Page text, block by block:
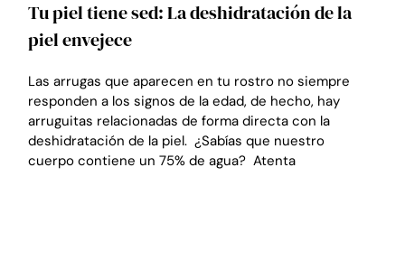
Tu piel tiene sed: La deshidratación de la
piel envejece
Las arrugas que aparecen en tu rostro no siempre
responden a los signos de la edad, de hecho, hay
arruguitas relacionadas de forma directa con la
deshidratación de la piel. ¿Sabías que nuestro
cuerpo contiene un 75% de agua? Atenta